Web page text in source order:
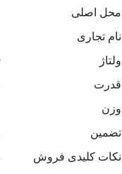
محل اصلی
نام تجاری
ولتاژ
قدرت
وزن
تضمین
نکات کلیدی فروش